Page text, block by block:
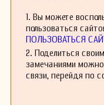
один
Айресе.
Алаис
его
как
1. Вы можете
пользоваться
ПОЛЬЗОВАТЬСЯ
2. Поделиться
замечаниями
связи, перейдя по